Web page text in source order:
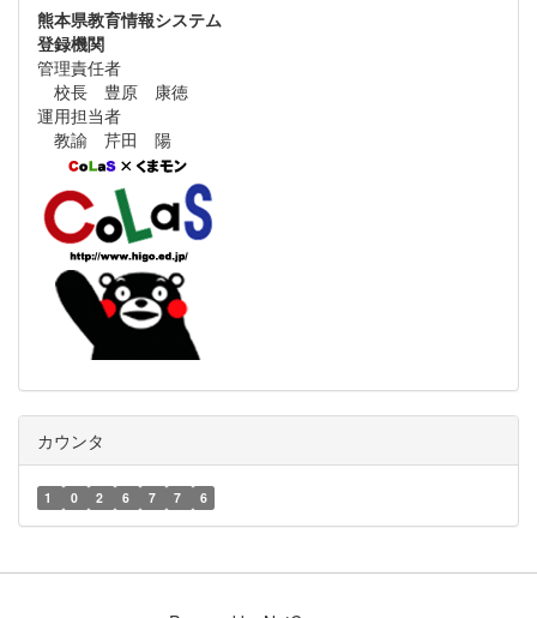
熊本県教育情報システム
登録機関
管理責任者
校長 豊原 康徳
運用担当者
教諭 芹田 陽
カウンタ
1 0 2 6 7 7 6